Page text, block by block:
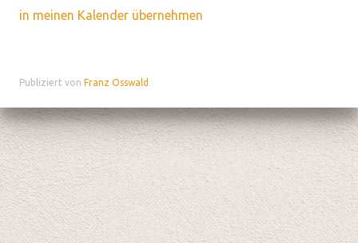
in meinen Kalender übernehmen
Publiziert von Franz Osswald